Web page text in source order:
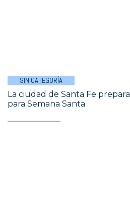
SIN CATEGORÍA
La ciudad de Santa Fe
para Semana Santa